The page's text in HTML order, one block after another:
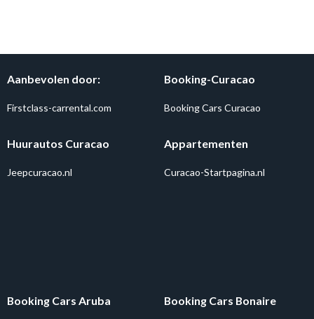
Aanbevolen door:
Firstclass-carrental.com
Booking-Curacao
Booking Cars Curacao
Huurautos Curacao
Jeepcuracao.nl
Appartementen
Curacao-Startpagina.nl
Booking Cars Aruba Booking Cars Bonaire